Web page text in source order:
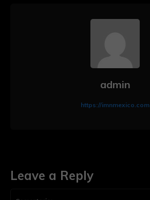
Leave a Reply
admin
https://imnmexico.com